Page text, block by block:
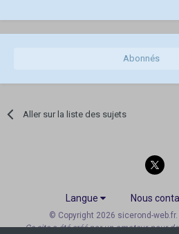
Abonnés
Aller sur la liste des sujets
Langue Nous
© Copyright 2026 sicerond-
Ce site a été créé par un amateur, pour